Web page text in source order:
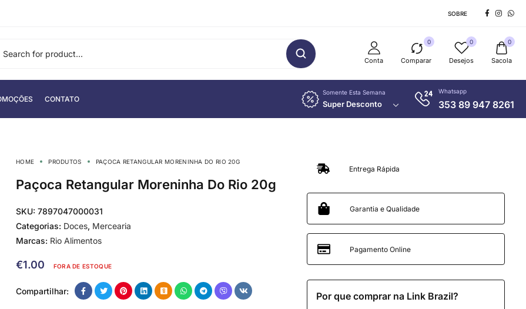
SOBRE
Conta
0
Comparar
0
Desejos
0
Sacola
CONTATO
Somente Esta Semana
Super Desconto
Whatsapp
353 89 947 8261
HOME PRODUTOS PAÇOCA RETANGULAR MORENINHA DO RIO 20G
Paçoca Retangular Moreninha Do Rio 20g
SKU: 7897047000031
Categorias: Doces, Mercearia
Marcas: Rio Alimentos
€1.00 FORA DE ESTOQUE
Compartilhar:
Entrega Rápida
Garantia e Qualidade
Pagamento Online
Por que comprar na Link Brazil?